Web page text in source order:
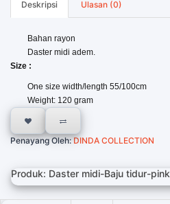
Deskripsi Ulasan (0)
Bahan rayon
Daster midi adem.
Size :
One size width/length 55/100cm
Weight: 120 gram
Penayang Oleh:DINDA COLLECTION
Produk: Daster midi-Baju tidur-pink